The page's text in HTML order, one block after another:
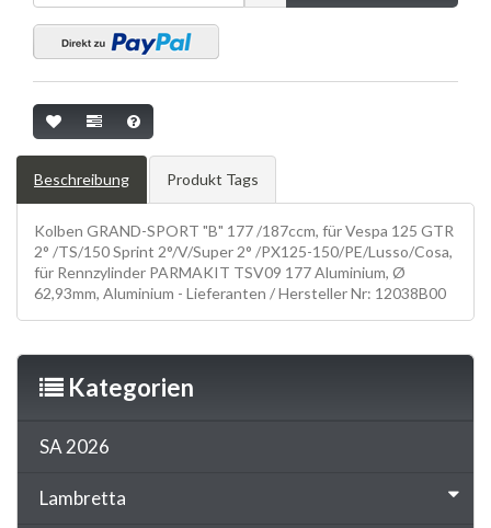
Beschreibung Produkt Tags
Kolben GRAND-SPORT "B" 177 /187ccm, für Vespa 125 GTR
2° /TS/150 Sprint 2°/V/Super 2° /PX125-150/PE/Lusso/Cosa,
für Rennzylinder PARMAKIT TSV09 177 Aluminium, Ø
62,93mm, Aluminium - Lieferanten / Hersteller Nr: 12038B00
Kategorien
SA 2026
Lambretta